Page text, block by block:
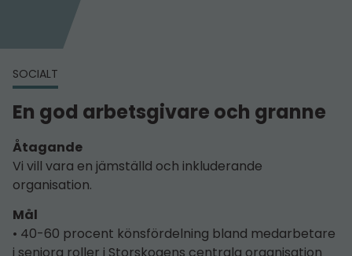
SOCIALT
En god arbetsgivare och granne
Åtagande
Vi vill vara en jämställd och inkluderande
organisation.
Mål
• 40-60 procent könsfördelning bland medarbetare